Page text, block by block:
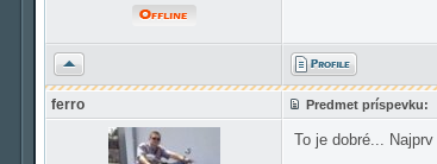
Hore
ferro Predmet príspevku:
To je dobré...